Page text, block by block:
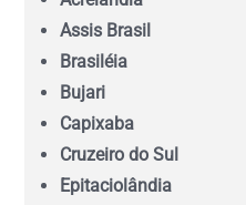
Assis Brasil
Brasiléia
Bujari
Capixaba
Cruzeiro do Sul
Epitaciolândia